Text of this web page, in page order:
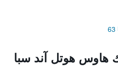
هاوس هوتل آند سبا